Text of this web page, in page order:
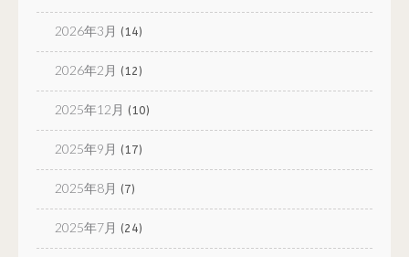
2026年3月 (14)
2026年2月 (12)
2025年12月 (10)
2025年9月 (17)
2025年8月 (7)
2025年7月 (24)